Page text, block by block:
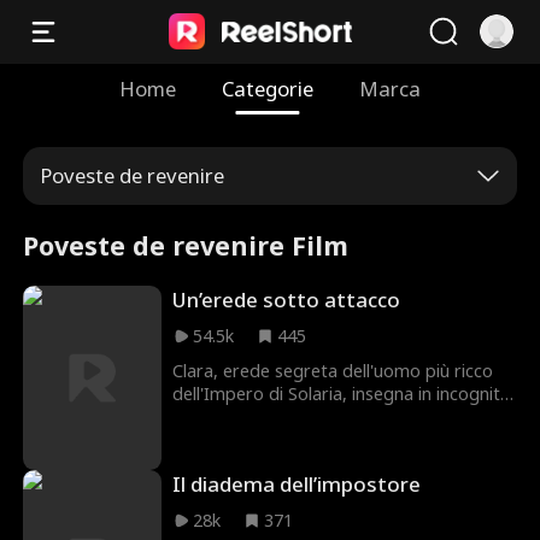
Home Categorie Marca
Poveste de revenire
Poveste de revenire Film
Un’erede sotto attacco
54.5k
445
Clara, erede segreta dell'uomo più ricco
dell'Impero di Solaria, insegna in incognito
irrompe e la umilia in pubblico. Scoprirà la
verità troppo tardi: quella povera maestra
è in realtà l'unica figlia del magnate. A quel
Il diadema dell’impostore
28k
371